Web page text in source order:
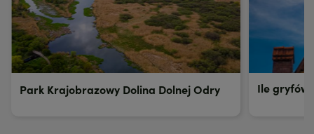
Park Krajobrazowy Dolina Dolnej Odry Ile gryfów